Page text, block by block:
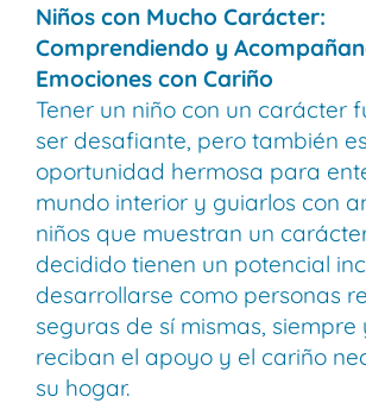
Niños con Mucho Carácter:
Comprendiendo y
Emociones con Cariño
Tener un niño con un carácter
ser desafiante, pero también
oportunidad hermosa para
mundo interior y guiarlos con
niños que muestran un
decidido tienen un potencial
desarrollarse como personas
seguras de sí mismas,
reciban el apoyo y el cariño
su hogar.